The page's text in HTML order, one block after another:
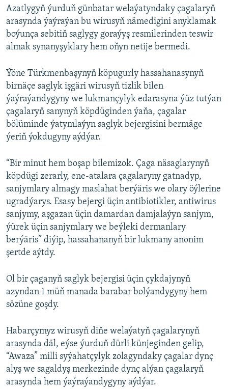
Azatlygyň ýurduň günbatar welaýatyndaky çagalaryň
arasynda ýaýraýan bu wirusyň nämedigini anyklamak
boýunça sebitiň saglygy goraýyş resmilerinden teswir
almak synanyşyklary hem oňyn netije bermedi.
Ýöne Türkmenbaşynyň köpugurly hassahanasynyň
birnäçe saglyk işgäri wirusyň tizlik bilen
ýaýraýandygyny we lukmançylyk edarasyna ýüz tutýan
çagalaryň sanynyň köpdüginden ýaňa, çagalar
bölüminde ýatymlaýyn saglyk bejergisini bermäge
ýeriň ýokdugyny aýdýar.
“Bir minut hem boşap bilemizok. Çaga näsaglarynyň
köpdügi zerarly, ene-atalara çagalaryny gatnadyp,
sanjymlary almagy maslahat berýäris we olary öýlerine
ugradýarys. Esasy bejergi üçin antibiotikler, antiwirus
sanjymy, aşgazan üçin damardan damjalaýyn sanjym,
ýürek üçin sanjymlary we beýleki dermanlary
berýäris” diýip, hassahananyň bir lukmany anonim
şertde aýtdy.
Ol bir çaganyň saglyk bejergisi üçin çykdajynyň
azyndan 1 müň manada barabar bolýandygyny hem
sözüne goşdy.
Habarçymyz wirusyň diňe welaýatyň çagalarynyň
arasynda däl, eýse ýurduň dürli künjeginden gelip,
“Awaza” milli syýahatçylyk zolagyndaky çagalar dynç
alyş we sagaldyş merkezinde dynç alýan çagalaryň
arasynda hem ýaýraýandygyny aýdýar.